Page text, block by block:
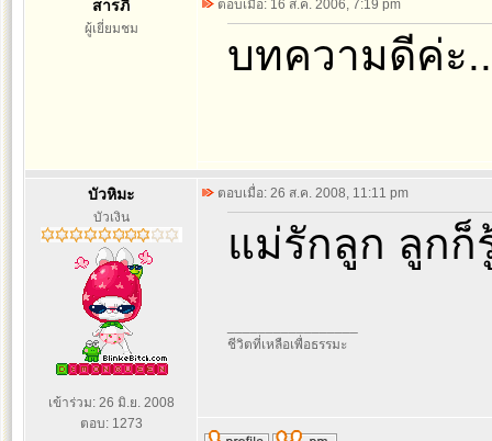
สารภี
ผู้เยี่ยมชม
ตอบเมื่อ: 16 ส.ค. 2006, 7:19 pm
บทความดีค่ะ
บัวหิมะ
บัวเงิน
เข้าร่วม: 26 มิ.ย. 2008
ตอบ: 1273
ตอบเมื่อ: 26 ส.ค. 2008, 11:11 pm
แม่รักลูก ลูกก็
ชีวิตที่เหลือเพื่อธรรมะ